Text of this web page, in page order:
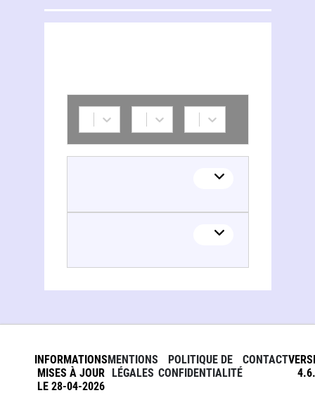
INFORMATIONS
MISES À JOUR
LE 28-04-2026
MENTIONS
LÉGALES
POLITIQUE DE
CONFIDENTIALITÉ
CONTACT